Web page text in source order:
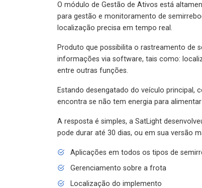
O módulo de Gestão de Ativos está
para gestão e monitoramento de
localização precisa em tempo real.
Produto que possibilita o rastreamento de
informações via software, tais como:
entre outras funções.
Estando desengatado do veículo principal,
encontra se não tem energia para
A resposta é simples, a SatLight
pode durar até 30 dias, ou em sua versão
Aplicações em todos os tipos de
Gerenciamento sobre a frota
Localização do implemento